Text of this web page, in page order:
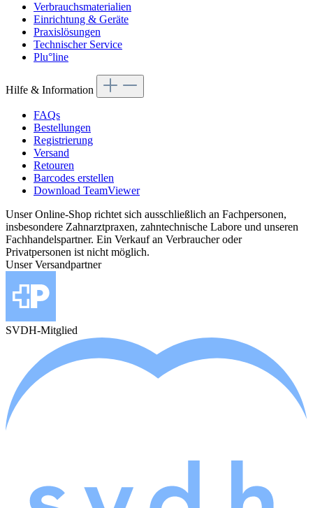
Verbrauchsmaterialien
Einrichtung & Geräte
Praxislösungen
Technischer Service
Plu°line
Hilfe & Information
FAQs
Bestellungen
Registrierung
Versand
Retouren
Barcodes erstellen
Download TeamViewer
Unser Online-Shop richtet sich ausschließlich an Fachpersonen,
insbesondere Zahnarztpraxen, zahntechnische Labore und unseren
Fachhandelspartner. Ein Verkauf an Verbraucher oder
Privatpersonen ist nicht möglich.
Unser Versandpartner
SVDH-Mitglied